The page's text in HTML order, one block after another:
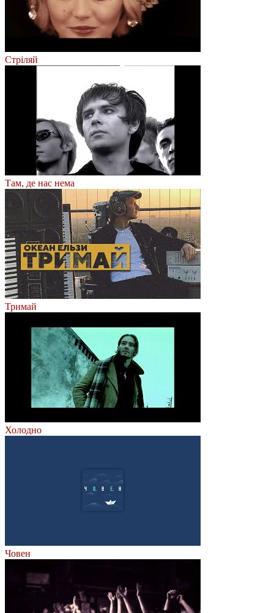
Стріляй
Там, де нас нема
Тримай
Холодно
Човен